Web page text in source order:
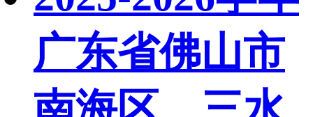
广东省佛山市